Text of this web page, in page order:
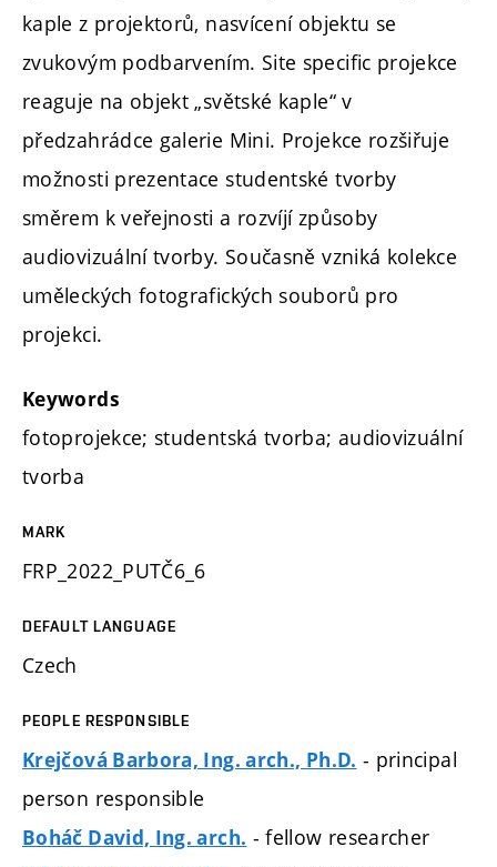
kaple z projektorů, nasvícení objektu se
zvukovým podbarvením. Site specific projekce
reaguje na objekt „světské kaple“ v
předzahrádce galerie Mini. Projekce rozšiřuje
možnosti prezentace studentské tvorby
směrem k veřejnosti a rozvíjí způsoby
audiovizuální tvorby. Současně vzniká kolekce
uměleckých fotografických souborů pro
projekci.
Keywords
fotoprojekce; studentská tvorba; audiovizuální
tvorba
MARK
FRP_2022_PUTČ6_6
DEFAULT LANGUAGE
Czech
PEOPLE RESPONSIBLE
Krejčová Barbora, Ing. arch., Ph.D. - principal
person responsible
Boháč David, Ing. arch. - fellow researcher